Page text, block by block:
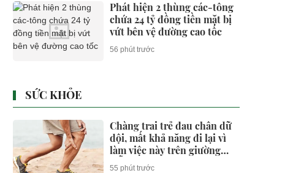
Phát hiện 2 thùng các-tông
chứa 24 tỷ đồng tiền mặt bị
vứt bên vệ đường cao tốc
56 phút trước
SỨC KHỎE
Chàng trai trẻ đau chân dữ
dội, mất khả năng đi lại vì
làm việc này trên giường
mỗi ngày
55 phút trước